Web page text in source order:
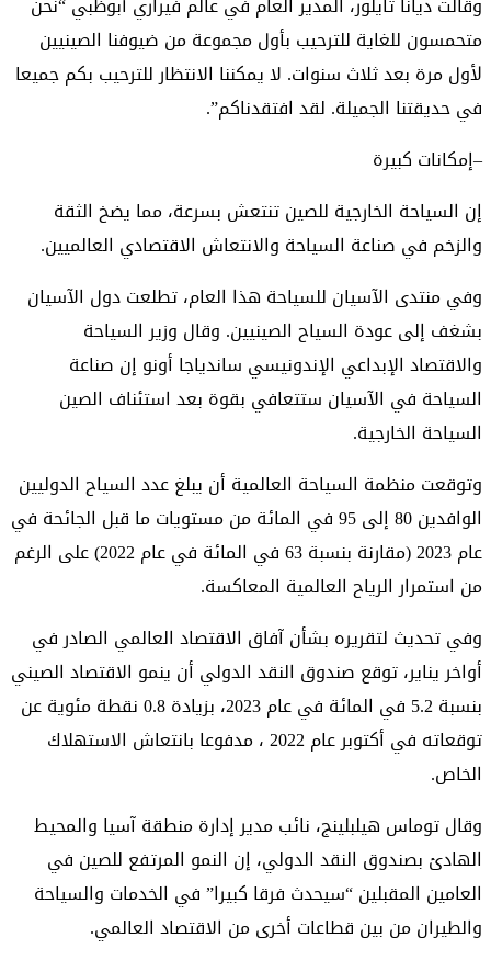
متحمسون للغاية للترحيب بأول مجموعة من ضيوفنا الصينيين
لأول مرة بعد ثلاث سنوات. لا يمكننا الانتظار للترحيب بكم جميعا
في حديقتنا الجميلة. لقد افتقدناكم”.
–إمكانات كبيرة
إن السياحة الخارجية للصين تنتعش بسرعة، مما يضخ الثقة
والزخم في صناعة السياحة والانتعاش الاقتصادي العالميين.
وفي منتدى الآسيان للسياحة هذا العام، تطلعت دول الآسيان
بشغف إلى عودة السياح الصينيين. وقال وزير السياحة
والاقتصاد الإبداعي الإندونيسي ساندياجا أونو إن صناعة
السياحة في الآسيان ستتعافي بقوة بعد استئناف الصين
السياحة الخارجية.
وتوقعت منظمة السياحة العالمية أن يبلغ عدد السياح الدوليين
الوافدين 80 إلى 95 في المائة من مستويات ما قبل الجائحة في
عام 2023 (مقارنة بنسبة 63 في المائة في عام 2022) على الرغم
من استمرار الرياح العالمية المعاكسة.
وفي تحديث لتقريره بشأن آفاق الاقتصاد العالمي الصادر في
أواخر يناير، توقع صندوق النقد الدولي أن ينمو الاقتصاد الصيني
بنسبة 5.2 في المائة في عام 2023، بزيادة 0.8 نقطة مئوية عن
توقعاته في أكتوبر عام 2022 ، مدفوعا بانتعاش الاستهلاك
الخاص.
وقال توماس هيلبلينج، نائب مدير إدارة منطقة آسيا والمحيط
الهادئ بصندوق النقد الدولي، إن النمو المرتفع للصين في
العامين المقبلين “سيحدث فرقا كبيرا” في الخدمات والسياحة
والطيران من بين قطاعات أخرى من الاقتصاد العالمي.